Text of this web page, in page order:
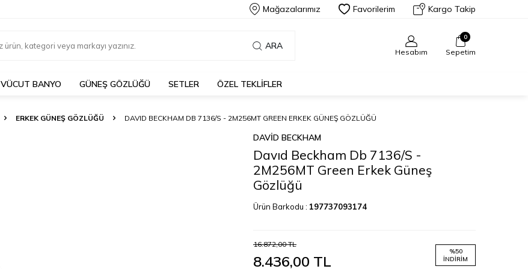
Mağazalarımız Favorilerim Kargo Takip
ARA
Hesabım
0
Sepetim
VÜCUT BANYO GÜNEŞ GÖZLÜĞÜ SETLER ÖZEL TEKLIFLER
ERKEK GÜNEŞ GÖZLÜĞÜ DAVID BECKHAM DB 7136/S - 2M256MT GREEN ERKEK GÜNEŞ GÖZLÜĞÜ
DAVID BECKHAM
Davıd Beckham Db 7136/S -
2M256MT Green Erkek Güneş
Gözlüğü
Ürün Barkodu : 197737093174
16.872,00TL
8.436,00 TL
%50
İNDIRIM